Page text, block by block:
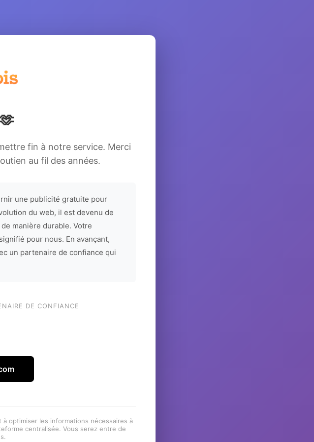
fin à notre service. Merci
au fil des années.
une publicité gratuite pour
du web, il est devenu de
manière durable. Votre
pour nous. En avançant,
un partenaire de confiance qui
DE CONFIANCE
optimiser les informations nécessaires à
centralisée. Vous serez entre de